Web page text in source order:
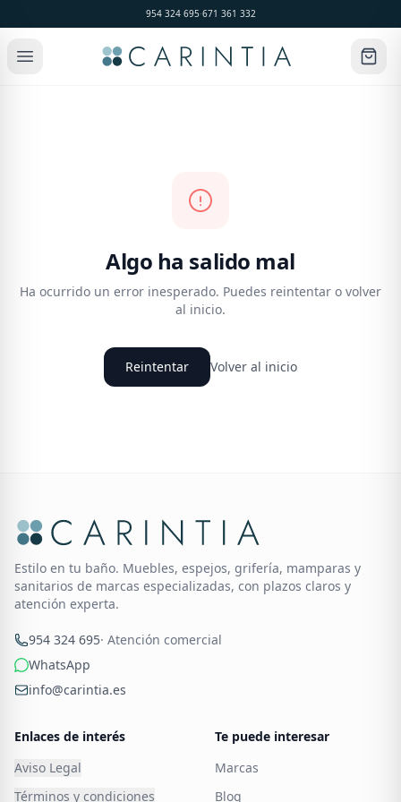
954 324 695·671 361 332
Algo ha salido mal
Ha ocurrido un error inesperado. Puedes reintentar o volver
al inicio.
Reintentar Volver al inicio
Estilo en tu baño. Muebles, espejos, grifería, mamparas y
sanitarios de marcas especializadas, con plazos claros y
atención experta.
954 324 695· Atención comercial
WhatsApp
info@carintia.es
Enlaces de interés
Aviso Legal
Términos y condiciones
Te puede interesar
Marcas
Blog